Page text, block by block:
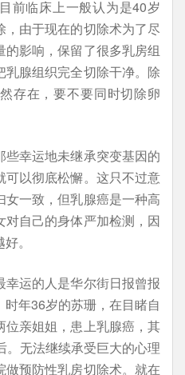
前临床上一般认为是40岁
由于现在的切除术为了尽
影响，保留了很多乳房组
腺组织完全切除干净。除
存在，要不要同时切除卵
幸运地未继承突变基因的
以彻底松懈。这只不过意
一致，但乳腺癌是一种高
自己的身体严加检测，因
。
运的人是华尔街日报曾报
年36岁的苏珊，在目睹自
位亲姐姐，患上乳腺癌，其
。无法继续承受巨大的心理
预防性乳房切除术。就在